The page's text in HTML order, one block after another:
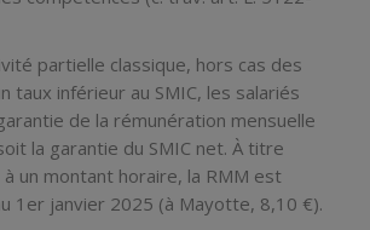
partielle classique, hors cas des
taux inférieur au SMIC, les salariés
de la rémunération mensuelle
la garantie du SMIC net. À titre
un montant horaire, la RMM est
1er janvier 2025 (à Mayotte, 8,10 €).